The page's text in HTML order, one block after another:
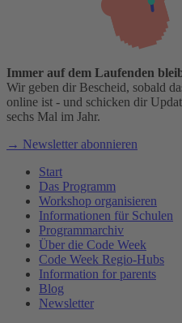
Immer auf dem Laufenden
Wir geben dir Bescheid, sobald
online ist - und schicken dir
sechs Mal im Jahr.
→ Newsletter abonnieren
Start
Das Programm
Workshop organisieren
Informationen für Schulen
Programmarchiv
Über die Code Week
Code Week Regio-Hubs
Information for parents
Blog
Newsletter